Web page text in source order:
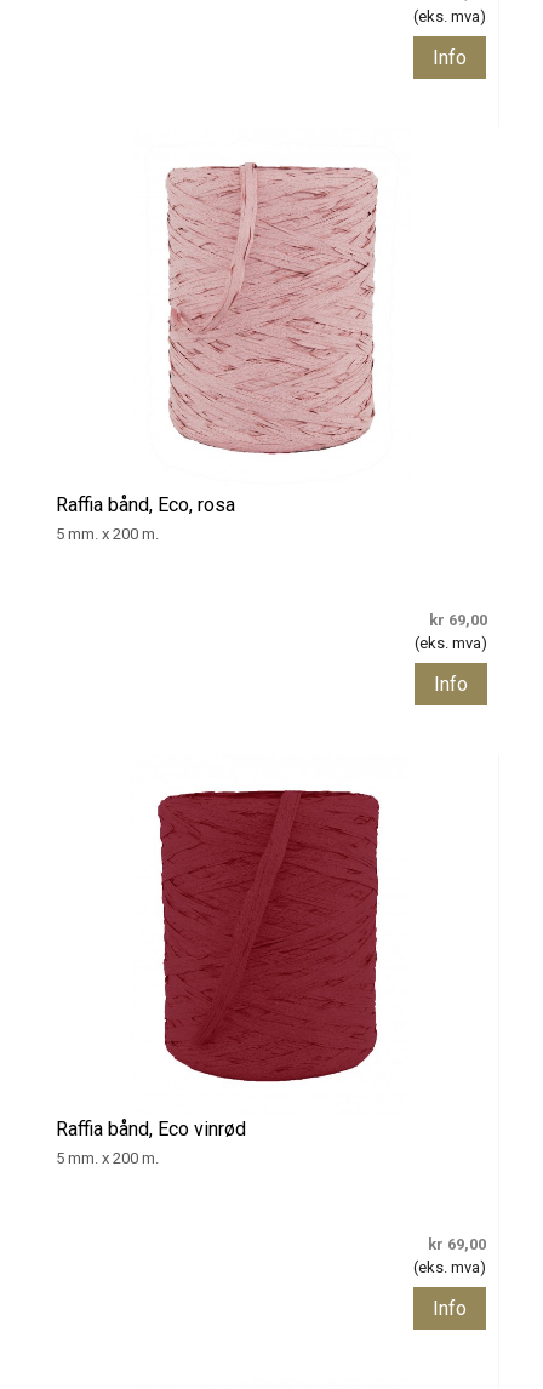
(eks. mva)
Info
Raffia bånd, Eco, rosa
5 mm. x 200 m.
kr 69,00
(eks. mva)
Info
Raffia bånd, Eco vinrød
5 mm. x 200 m.
kr 69,00
(eks. mva)
Info